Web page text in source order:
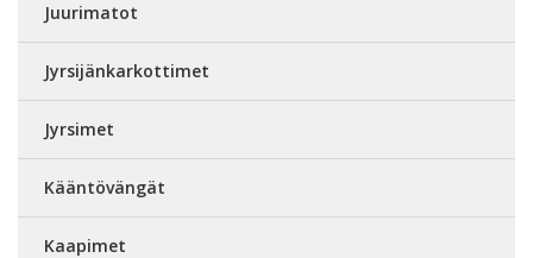
Juurimatot
Jyrsijänkarkottimet
Jyrsimet
Kääntövängät
Kaapimet